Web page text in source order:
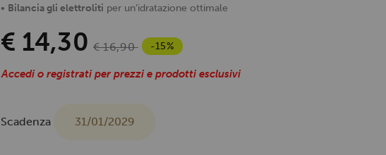
• Bilancia gli elettroliti per un’idratazione ottimale
€ 14,30 € 16,90 -15%
Accedi o registrati per prezzi e prodotti esclusivi
Scadenza 31/01/2029